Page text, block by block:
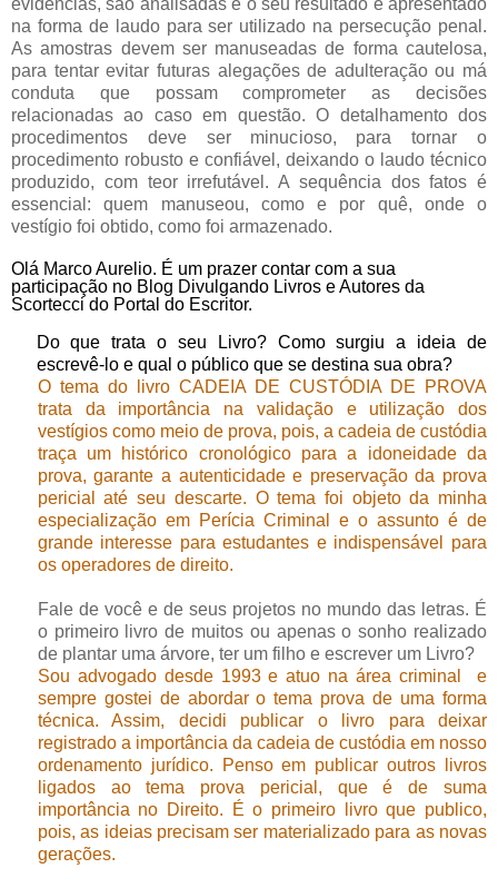
evidências, são analisadas e o seu resultado é apresentado
na forma de laudo para ser utilizado na persecução penal.
As amostras devem ser manuseadas de forma cautelosa,
para tentar evitar futuras alegações de adulteração ou má
conduta que possam comprometer as decisões
relacionadas ao caso em questão. O detalhamento dos
procedimentos deve ser minucioso, para tornar o
procedimento robusto e confiável, deixando o laudo técnico
produzido, com teor irrefutável. A sequência dos fatos é
essencial: quem manuseou, como e por quê, onde o
vestígio foi obtido, como foi armazenado.
Olá Marco Aurelio. É um prazer contar com a sua
participação no Blog Divulgando Livros e Autores da
Scortecci do Portal do Escritor.
Do que trata o seu Livro? Como surgiu a ideia de
escrevê-lo e qual o público que se destina sua obra?
O tema do livro CADEIA DE CUSTÓDIA DE PROVA
trata da importância na validação e utilização dos
vestígios como meio de prova, pois, a cadeia de custódia
traça um histórico cronológico para a idoneidade da
prova, garante a autenticidade e preservação da prova
pericial até seu descarte. O tema foi objeto da minha
especialização em Perícia Criminal e o assunto é de
grande interesse para estudantes e indispensável para
os operadores de direito.
Fale de você e de seus projetos no mundo das letras. É
o primeiro livro de muitos ou apenas o sonho realizado
de plantar uma árvore, ter um filho e escrever um Livro?
Sou advogado desde 1993 e atuo na área criminal e
sempre gostei de abordar o tema prova de uma forma
técnica. Assim, decidi publicar o livro para deixar
registrado a importância da cadeia de custódia em nosso
ordenamento jurídico. Penso em publicar outros livros
ligados ao tema prova pericial, que é de suma
importância no Direito. É o primeiro livro que publico,
pois, as ideias precisam ser materializado para as novas
gerações.